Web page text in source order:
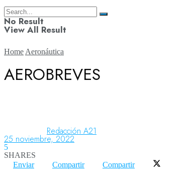
No Result
View All Result
Aeronáutica
Aeropuertos
Home Aeronáutica
AEROBREVES
Redacción A21
25 noviembre, 2022
5
SHARES
Enviar
Compartir Compartir